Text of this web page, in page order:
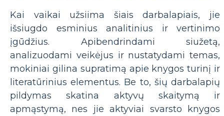
Kai vaikai užsiima šiais darbalapiais, jie
išsiugdo esminius analitinius ir vertinimo
įgūdžius. Apibendrindami siužetą,
analizuodami veikėjus ir nustatydami temas,
mokiniai gilina supratimą apie knygos turinį ir
literatūrinius elementus. Be to, šių darbalapių
pildymas skatina aktyvų skaitymą ir
apmąstymą, nes jie aktyviai svarsto knygos